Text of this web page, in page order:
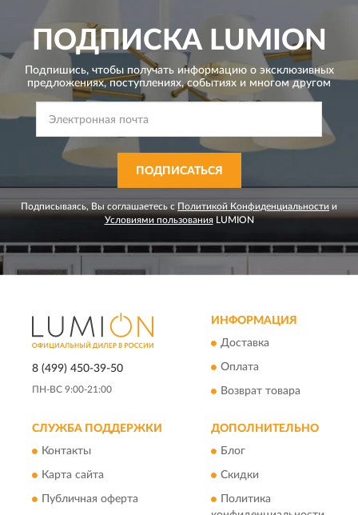
ПОДПИСКАLUMION
Подпишись, чтобы получать информацию о эксклюзивных
предложениях,поступлениях, событиях и многом другом
ПОДПИСАТЬСЯ
Подписываясь, Вы соглашаетесь сПолитикой Конфиденциальности и
Условиями пользованияLUMION
8 (499) 450-39-50
ПН-ВС 9:00-21:00
ИНФОРМАЦИЯ
Доставка
Оплата
Возврат товара
СЛУЖБА ПОДДЕРЖКИ
Контакты
Карта сайта
Публичная оферта
ДОПОЛНИТЕЛЬНО
Блог
Скидки
Политика